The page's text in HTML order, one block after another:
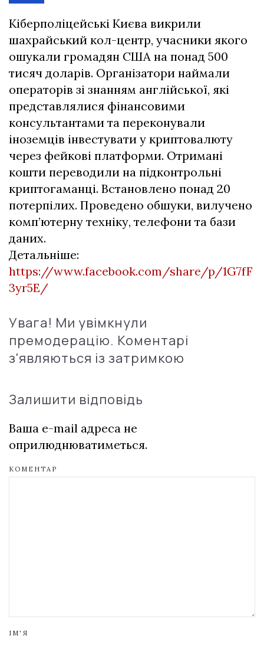
Кіберполіцейські Києва викрили
шахрайський кол-центр, учасники якого
ошукали громадян США на понад 500
тисяч доларів. Організатори наймали
операторів зі знанням англійської, які
представлялися фінансовими
консультантами та переконували
іноземців інвестувати у криптовалюту
через фейкові платформи. Отримані
кошти переводили на підконтрольні
криптогаманці. Встановлено понад 20
потерпілих. Проведено обшуки, вилучено
комп’ютерну техніку, телефони та бази
даних.
Детальніше:
https://www.facebook.com/share/p/1G7fF
3yr5E/
Увага! Ми увімкнули
премодерацію. Коментарі
з'являються із затримкою
Залишити відповідь
Ваша e-mail адреса не
оприлюднюватиметься.
КОМЕНТАР
ІМ'Я